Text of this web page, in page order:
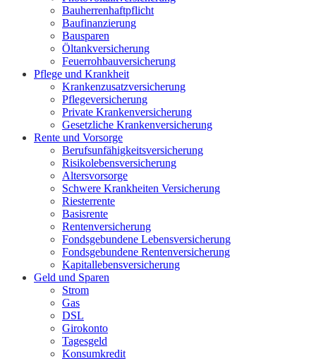
Bauherrenhaftpflicht
Baufinanzierung
Bausparen
Öltankversicherung
Feuerrohbauversicherung
Pflege und Krankheit
Krankenzusatzversicherung
Pflegeversicherung
Private Krankenversicherung
Gesetzliche Krankenversicherung
Rente und Vorsorge
Berufs­unfähigkeitsversicherung
Risikolebensversicherung
Altersvorsorge
Schwere Krankheiten Versicherung
Riesterrente
Basisrente
Rentenversicherung
Fondsgebundene Lebensversicherung
Fondsgebundene Rentenversicherung
Kapitallebensversicherung
Geld und Sparen
Strom
Gas
DSL
Girokonto
Tagesgeld
Konsumkredit